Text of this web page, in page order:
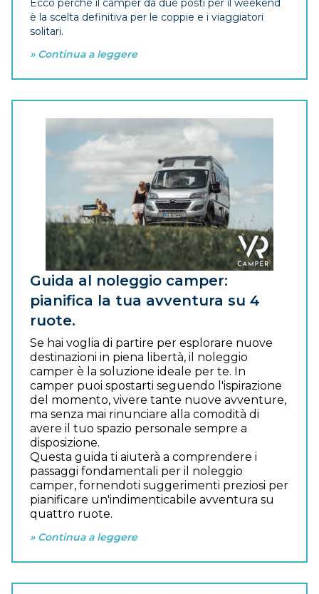
Ecco perché il camper da due posti per il weekend
è la scelta definitiva per le coppie e i viaggiatori
solitari.
» Continua a leggere
Guida al noleggio camper:
pianifica la tua avventura su 4
ruote.
Se hai voglia di partire per esplorare nuove
destinazioni in piena libertà, il noleggio
camper è la soluzione ideale per te. In
camper puoi spostarti seguendo l'ispirazione
del momento, vivere tante nuove avventure,
ma senza mai rinunciare alla comodità di
avere il tuo spazio personale sempre a
disposizione.
Questa guida ti aiuterà a comprendere i
passaggi fondamentali per il noleggio
camper, fornendoti suggerimenti preziosi per
pianificare un'indimenticabile avventura su
quattro ruote.
» Continua a leggere